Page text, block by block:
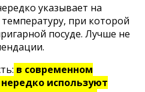
указывает на
при которой
посуде. Лучше не
в современном
используют